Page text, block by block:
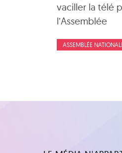
vaciller la télé
l’Assemblée
ASSEMBLÉE